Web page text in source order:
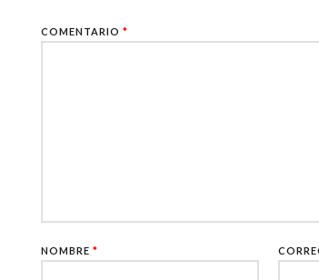
COMENTARIO *
NOMBRE *